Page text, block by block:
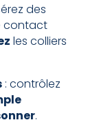
des
contact
les colliers
: contrôlez
.